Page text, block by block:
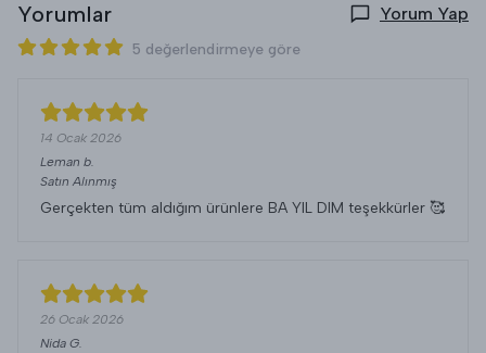
Yorumlar Yorum Yap
5 değerlendirmeye göre
14 Ocak 2026
Leman b.
Satın Alınmış
Gerçekten tüm aldığım ürünlere BA YIL DIM teşekkürler 🥰
26 Ocak 2026
Nida G.